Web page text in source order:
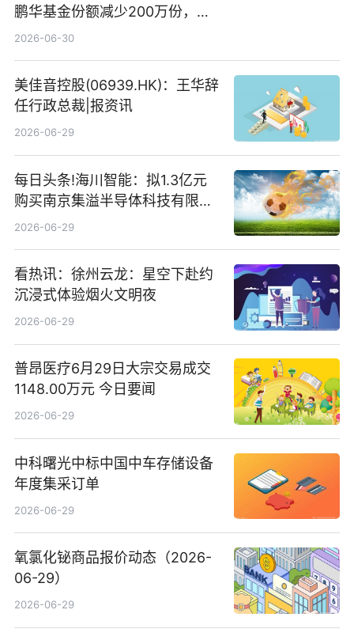
鹏华基金份额减少200万份，重
仓股亨通光电、赤峰黄金、佰维
2026-06-30
美佳音控股(06939.HK)：王华辞
任行政总裁|报资讯
2026-06-29
每日头条!海川智能：拟1.3亿元
购买南京集溢半导体科技有限公
司15.3%股权
2026-06-29
看热讯：徐州云龙：星空下赴约
沉浸式体验烟火文明夜
2026-06-29
普昂医疗6月29日大宗交易成交
1148.00万元 今日要闻
2026-06-29
中科曙光中标中国中车存储设备
年度集采订单
2026-06-29
氧氯化铋商品报价动态（2026-
06-29）
2026-06-29